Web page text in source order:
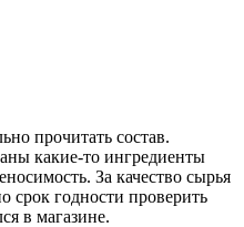
прочитать состав.
какие-то ингредиенты
За качество сырья
срок годности проверить
в магазине.